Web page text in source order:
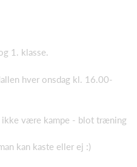
1. klasse.
hver onsdag kl. 16.00-
være kampe - blot træning
kan kaste eller ej :)